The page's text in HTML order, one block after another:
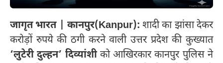
जागृत भारत | कानपुर(Kanpur): शादी का झांसा देकर
करोड़ों रुपये की ठगी करने वाली उत्तर प्रदेश की कुख्यात
‘लुटेरी दुल्हन’ दिव्यांशीको आखिरकार कानपुर पुलिस ने